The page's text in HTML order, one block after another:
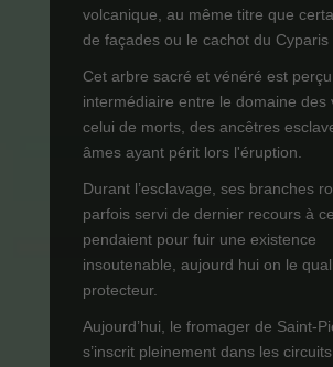
volcanique, au même titre que
de façades ou le cachot du Cyparis
Cet arbre sacré et vénéré est
intermédiaire entre le domaine des
celui de morts, des ancêtres
âmes ayant périt lors l'éruption.
Durant l’esclavage, ses branches
parfois servi de dernier recours à
pendaient pour fuir une existence
insoutenable, aujourd hui on le
protecteur.
Aujourd’hui, le fromager de Saint-
s’inscrit pleinement dans les